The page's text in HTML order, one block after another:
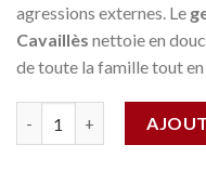
agressions externes. Le
Cavaillès nettoie en
de toute la famille tout